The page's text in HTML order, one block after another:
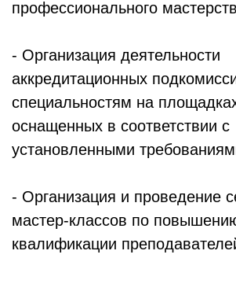
профессионального
- Организация деятельности
аккредитационных
специальностям на
оснащенных в соответствии с
установленными
- Организация и проведение
мастер-классов по
квалификации